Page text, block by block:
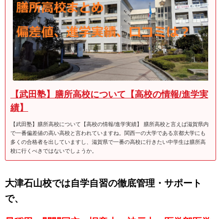
【武田塾】膳所高校について【高校の情報/進学実
績】
【武田塾】膳所高校について【高校の情報/進学実績】 膳所高校と言えば滋賀県内
で一番偏差値の高い高校と言われていますね。関西一の大学である京都大学にも
多くの合格者を出していますし、滋賀県で一番の高校に行きたい中学生は膳所高
校に行くべきではないでしょうか。
大津石山校では自学自習の徹底管理・サポート
で、